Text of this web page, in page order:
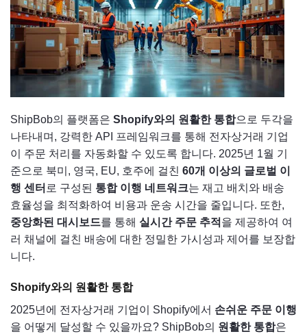
ShipBob의 플랫폼은 Shopify와의 원활한 통합으로 두각을
나타내며, 강력한 API 프레임워크를 통해 전자상거래 기업
이 주문 처리를 자동화할 수 있도록 합니다. 2025년 1월 기
준으로 북미, 영국, EU, 호주에 걸친 60개 이상의 글로벌 이
행 센터 로 구성된 통합 이행 네트워크는 재고 배치와 배송
효율성을 최적화하여 비용과 운송 시간을 줄입니다. 또한,
중앙화된 대시보드를 통해 실시간 주문 추적 을 제공하여 여
러 채널에 걸친 배송에 대한 정밀한 가시성과 제어를 보장합
니다.
Shopify와의 원활한 통합
2025년에 전자상거래 기업이 Shopify에서 손쉬운 주문 이행
을 어떻게 달성할 수 있을까요? ShipBob의 원활한 통합은